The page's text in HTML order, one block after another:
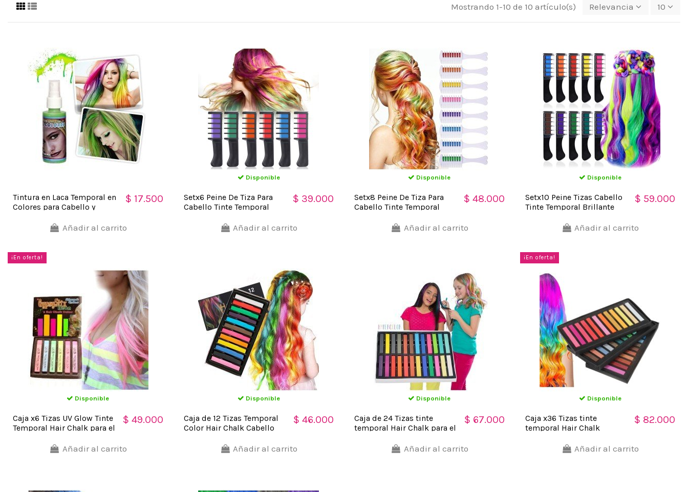
Mostrando 1-10 de 10 artículo(s) Relevancia 10
Tintura en Laca Temporal en
Colores para Cabello y
Halloween
$ 17.500
Añadir al carrito
Disponible
Setx6 Peine De Tiza Para
Cabello Tinte Temporal
$ 39.000
Añadir al carrito
Disponible
Setx8 Peine De Tiza Para
Cabello Tinte Temporal
$ 48.000
Añadir al carrito
Disponible
Setx10 Peine Tizas Cabello
Tinte Temporal Brillante
$ 59.000
Añadir al carrito
¡En oferta!
Disponible
Caja x6 Tizas UV Glow Tinte
Temporal Hair Chalk para el
$ 49.000
Añadir al carrito
Disponible
Caja de 12 Tizas Temporal
Color Hair Chalk Cabello
$ 46.000
Añadir al carrito
Disponible
Caja de 24 Tizas tinte
temporal Hair Chalk para el
Mechones de Colores
$ 67.000
Añadir al carrito
¡En oferta!
Disponible
Caja x36 Tizas tinte
temporal Hair Chalk
$ 82.000
Añadir al carrito